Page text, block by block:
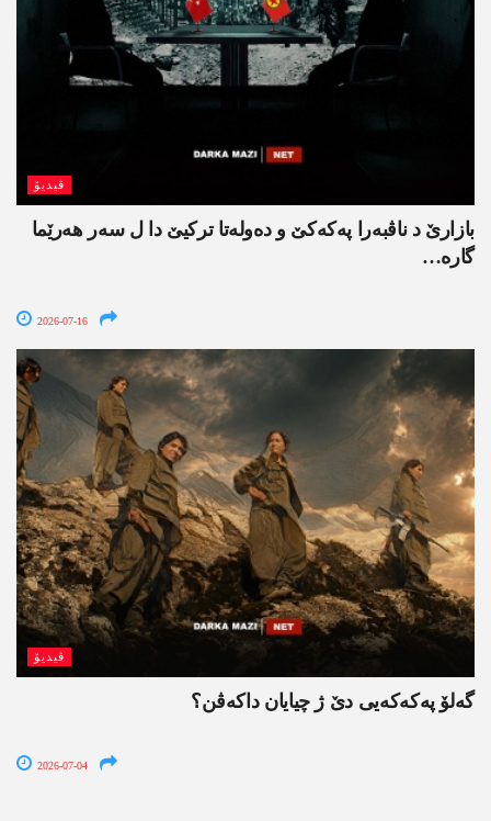
ڤیدیۆ
بازارێ د ناڤبەرا پەکەکێ و دەولەتا ترکیێ دا ل سەر ھەرێما
گارە…
2026-07-16
ڤیدیۆ
گەلۆ پەکەکەیی دێ ژ چیایان داکەڤن؟
2026-07-04